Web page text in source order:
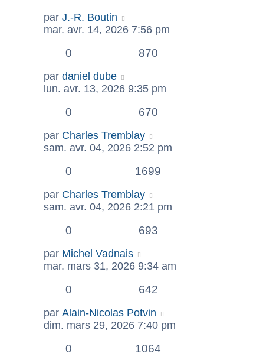
par J.-R. Boutin
mar. avr. 14, 2026 7:56 pm
0 870
par daniel dube
lun. avr. 13, 2026 9:35 pm
0 670
par Charles Tremblay
sam. avr. 04, 2026 2:52 pm
0 1699
par Charles Tremblay
sam. avr. 04, 2026 2:21 pm
0 693
par Michel Vadnais
mar. mars 31, 2026 9:34 am
0 642
par Alain-Nicolas Potvin
dim. mars 29, 2026 7:40 pm
0 1064